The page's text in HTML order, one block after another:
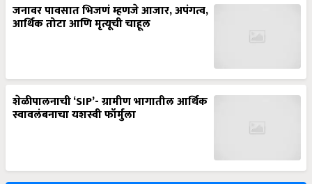
जनावर पावसात भिजणं म्हणजे आजार, अपंगत्व,
आर्थिक तोटा आणि मृत्यूची चाहूल
शेळीपालनाची ‘SIP’- ग्रामीण भागातील आर्थिक
स्वावलंबनाचा यशस्वी फॉर्मुला